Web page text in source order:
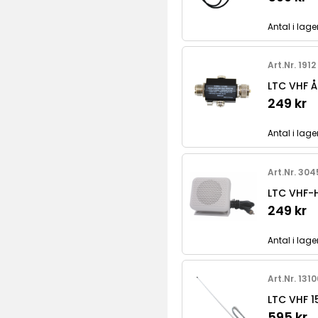
Antal i
Art.Nr. 1912
LTC VHF
249 kr
Antal i
Art.Nr.
LTC VHF-
249 kr
Antal i
Art.Nr.
LTC VHF